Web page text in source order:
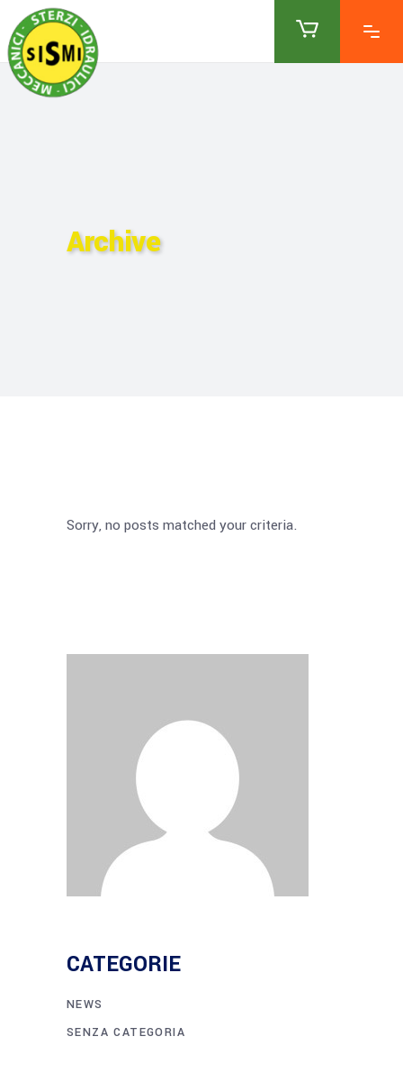
Archive
Sorry, no posts matched your criteria.
CATEGORIE
NEWS
SENZA CATEGORIA